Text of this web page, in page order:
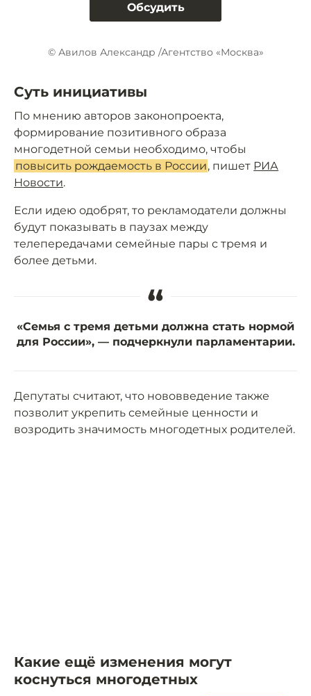
Обсудить
© Авилов Александр /Агентство «Москва»
Суть инициативы
По мнению авторов законопроекта,
формирование позитивного образа
многодетной семьи необходимо, чтобы
повысить рождаемость в России, пишет РИА
Новости.
Если идею одобрят, то рекламодатели должны
будут показывать в паузах между
телепередачами семейные пары с тремя и
более детьми.
“
«Семья с тремя детьми должна стать нормой
для России», — подчеркнули парламентарии.
Депутаты считают, что нововведение также
позволит укрепить семейные ценности и
возродить значимость многодетных родителей.
Какие ещё изменения могут
коснуться многодетных